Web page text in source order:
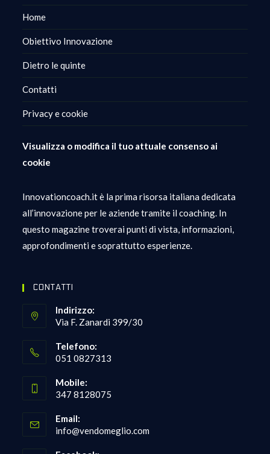
Home
Obiettivo Innovazione
Dietro le quinte
Contatti
Privacy e cookie
Visualizza o modifica il tuo attuale consenso ai
cookie
Innovationcoach.it è la prima risorsa italiana dedicata
all’innovazione per le aziende tramite il coaching. In
questo magazine troverai punti di vista, informazioni,
approfondimenti e soprattutto esperienze.
CONTATTI
Indirizzo:
Via F. Zanardi 399/30
Telefono:
051 0827313
in
your
application
Mobile:
347 8128075
in
your
application
Email:
info@vendomeglio.com